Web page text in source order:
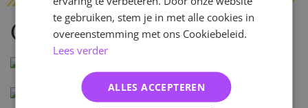
Omschrijving
te gebruiken, stem je in met alle cookies in
overeenstemming met ons Cookiebeleid.
Lees verder
ALLES ACCEPTEREN